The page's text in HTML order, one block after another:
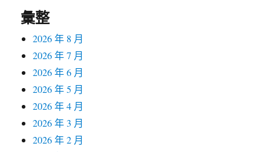
彙整
2026 年 8 月
2026 年 7 月
2026 年 6 月
2026 年 5 月
2026 年 4 月
2026 年 3 月
2026 年 2 月